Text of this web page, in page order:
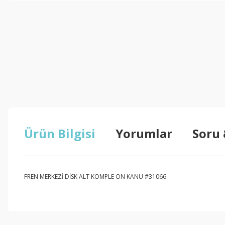
Ürün Bilgisi Yorumlar Soru
FREN MERKEZİ DİSK ALT KOMPLE ÖN KANU #31066